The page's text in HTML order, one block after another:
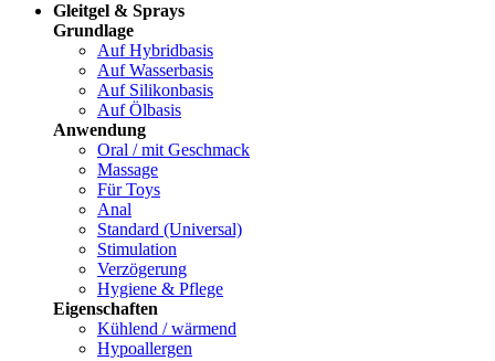
Gleitgel & Sprays
Grundlage
Auf Hybridbasis
Auf Wasserbasis
Auf Silikonbasis
Auf Ölbasis
Anwendung
Oral / mit Geschmack
Massage
Für Toys
Anal
Standard (Universal)
Stimulation
Verzögerung
Hygiene & Pflege
Eigenschaften
Kühlend / wärmend
Hypoallergen